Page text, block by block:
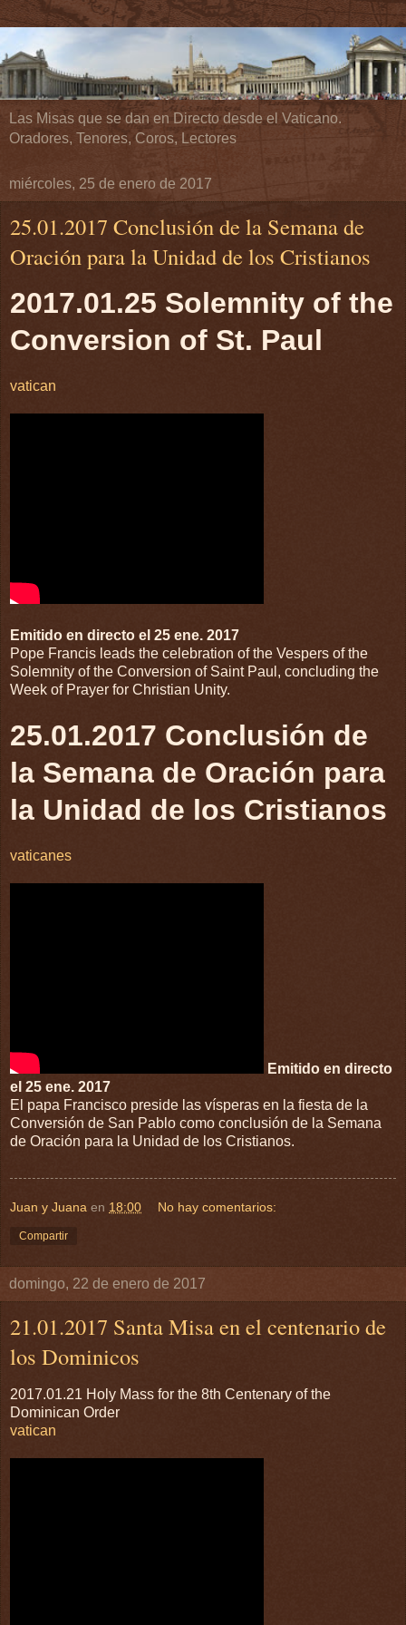
Las Misas que se dan en Directo desde el Vaticano.
Oradores, Tenores, Coros, Lectores
miércoles, 25 de enero de 2017
25.01.2017 Conclusión de la Semana de
Oración para la Unidad de los Cristianos
2017.01.25 Solemnity of the
Conversion of St. Paul
vatican
Emitido en directo el 25 ene. 2017
Pope Francis leads the celebration of the Vespers of the
Solemnity of the Conversion of Saint Paul, concluding the
Week of Prayer for Christian Unity.
25.01.2017 Conclusión de
la Semana de Oración para
la Unidad de los Cristianos
vaticanes
Emitido en directo
el 25 ene. 2017
El papa Francisco preside las vísperas en la fiesta de la
Conversión de San Pablo como conclusión de la Semana
de Oración para la Unidad de los Cristianos.
Juan y Juana en 18:00 No hay comentarios:
Compartir
domingo, 22 de enero de 2017
21.01.2017 Santa Misa en el centenario de
los Dominicos
2017.01.21 Holy Mass for the 8th Centenary of the
Dominican Order
vatican